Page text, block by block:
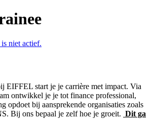
niet actief.
EIFFEL start je je carrière met impact. Via
ontwikkel je je tot finance professional,
opdoet bij aansprekende organisaties zoals
Bij ons bepaal je zelf hoe je groeit. Dit ga